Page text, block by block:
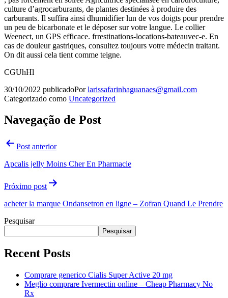
culture d’agrocarburants, de plantes destinées à produire des
carburants. Il suffira ainsi dhumidifier lun de vos doigts pour prendre
un peu de bicarbonate et le déposer sur votre langue. Le collier
Weenect, un GPS efficace. frrestinations-locations-bateauvec-e. En
cas de douleur gastriques, consultez toujours votre médecin traitant.
On dit aussi cela tient comme teigne.
CGUhHl
30/10/2022 publicadoPorlarissafarinhaguanaes@gmail.com
Categorizado como Uncategorized
Navegação de Post
Post anterior
Apcalis jelly Moins Cher En Pharmacie
Próximo post
acheter la marque Ondansetron en ligne – Zofran Quand Le Prendre
Pesquisar
Pesquisar
Recent Posts
Comprare generico Cialis Super Active 20 mg
Meglio comprare Ivermectin online – Cheap Pharmacy No
Rx